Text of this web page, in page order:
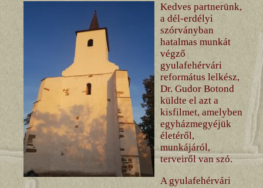
Kedves partnerünk,
a dél-erdélyi
szórványban
hatalmas munkát
végző
gyulafehérvári
református lelkész,
Dr. Gudor Botond
küldte el azt a
kisfilmet, amelyben
egyházmegyéjük
életéről,
munkájáról,
terveiről van szó.
A gyulafehérvári